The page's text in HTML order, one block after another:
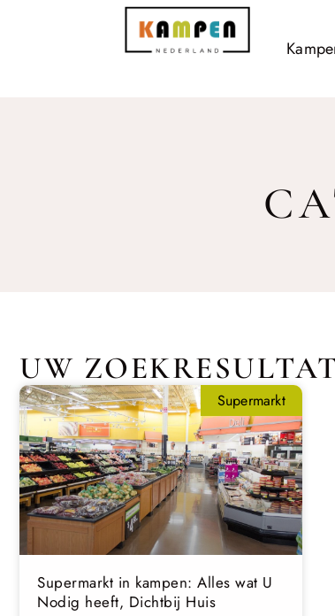
UW
Supermarkt
Supermarkt in kampen: Alles wat U
Nodig heeft, Dichtbij Huis